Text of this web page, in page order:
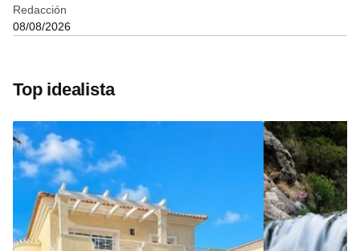
Redacción
08/08/2026
Top idealista